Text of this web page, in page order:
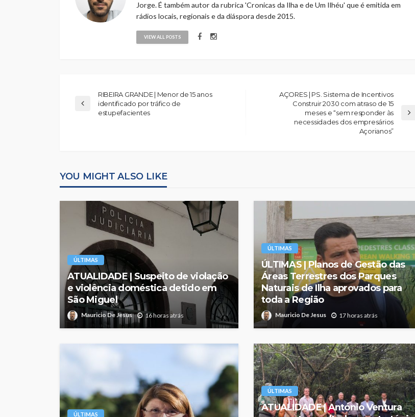
Jorge. É também autor da rubrica 'Cronicas da Ilha e de Um Ilhéu' que é emitida em
rádios locais, regionais e da diáspora desde 2015.
VIEW ALL POSTS
RIBEIRA GRANDE | Menor de 15 anos
identificado por tráfico de
estupefacientes
AÇORES | PS. Sistema de Incentivos
Construir 2030 com atraso de 15
meses e “sem responder às
necessidades dos empresários
Açorianos”
YOU MIGHT ALSO LIKE
ÚLTIMAS
ATUALIDADE | Suspeito de violação
e violência doméstica detido em
São Miguel
Mauricio De Jesus 16 horas atrás
ÚLTIMAS
ÚLTIMAS | Planos de Gestão das
Áreas Terrestres dos Parques
Naturais de Ilha aprovados para
toda a Região
Mauricio De Jesus 17 horas atrás
ÚLTIMAS
ÚLTIMAS
ATUALIDADE | António Ventura